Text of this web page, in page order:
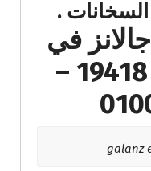
السخانات .
في
مصر 19418 – 19418 –